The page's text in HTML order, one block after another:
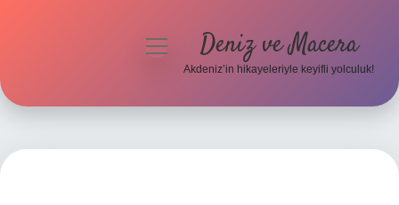
menüyü Deniz ve Macera
Akdeniz’in hikayeleriyle keyifli yolculuk!